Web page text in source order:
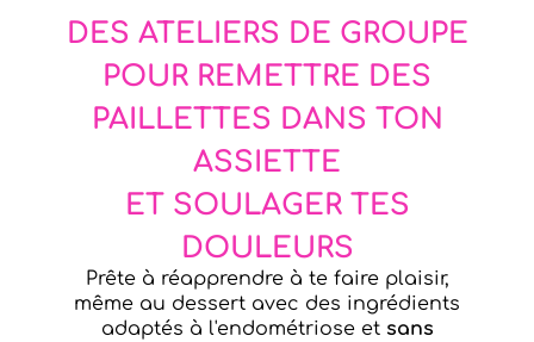
DES ATELIERS DE GROUPE
POUR REMETTRE DES
PAILLETTES DANS TON
ASSIETTE
ET SOULAGER TES
DOULEURS
Prête à réapprendre à te faire plaisir,
même au dessert avec des ingrédients
adaptés à l'endométriose et sans